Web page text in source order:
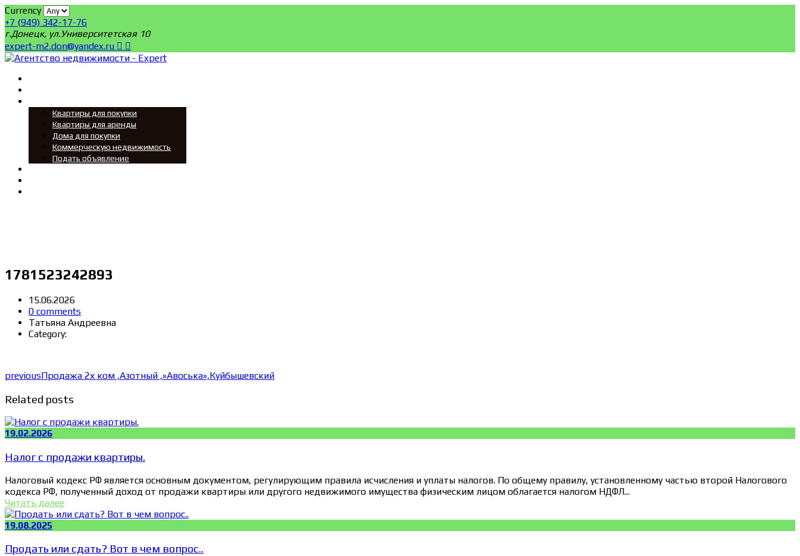
Currency
+7 (949) 342-17-76
г.Донецк, ул.Университетская 10
expert-m2.don@yandex.ru
Квартиры для покупки
Квартиры для аренды
Дома для покупки
Коммерческую недвижимость
Подать объявление
1781523242893
15.06.2026
0 comments
Татьяна Андреевна
Category:
previousПродажа 2х ком ,Азотный ,»Авоська»,Куйбышевский
Related posts
19.02.2026
Налог с продажи квартиры.
Налоговый кодекс РФ является основным документом, регулирующим правила исчисления и уплаты налогов. По общему правилу, установленному частью второй Налогового
кодекса РФ, полученный доход от продажи квартиры или другого недвижимого имущества физическим лицом облагается налогом НДФЛ...
Читать далее
19.08.2025
Продать или сдать? Вот в чем вопрос..